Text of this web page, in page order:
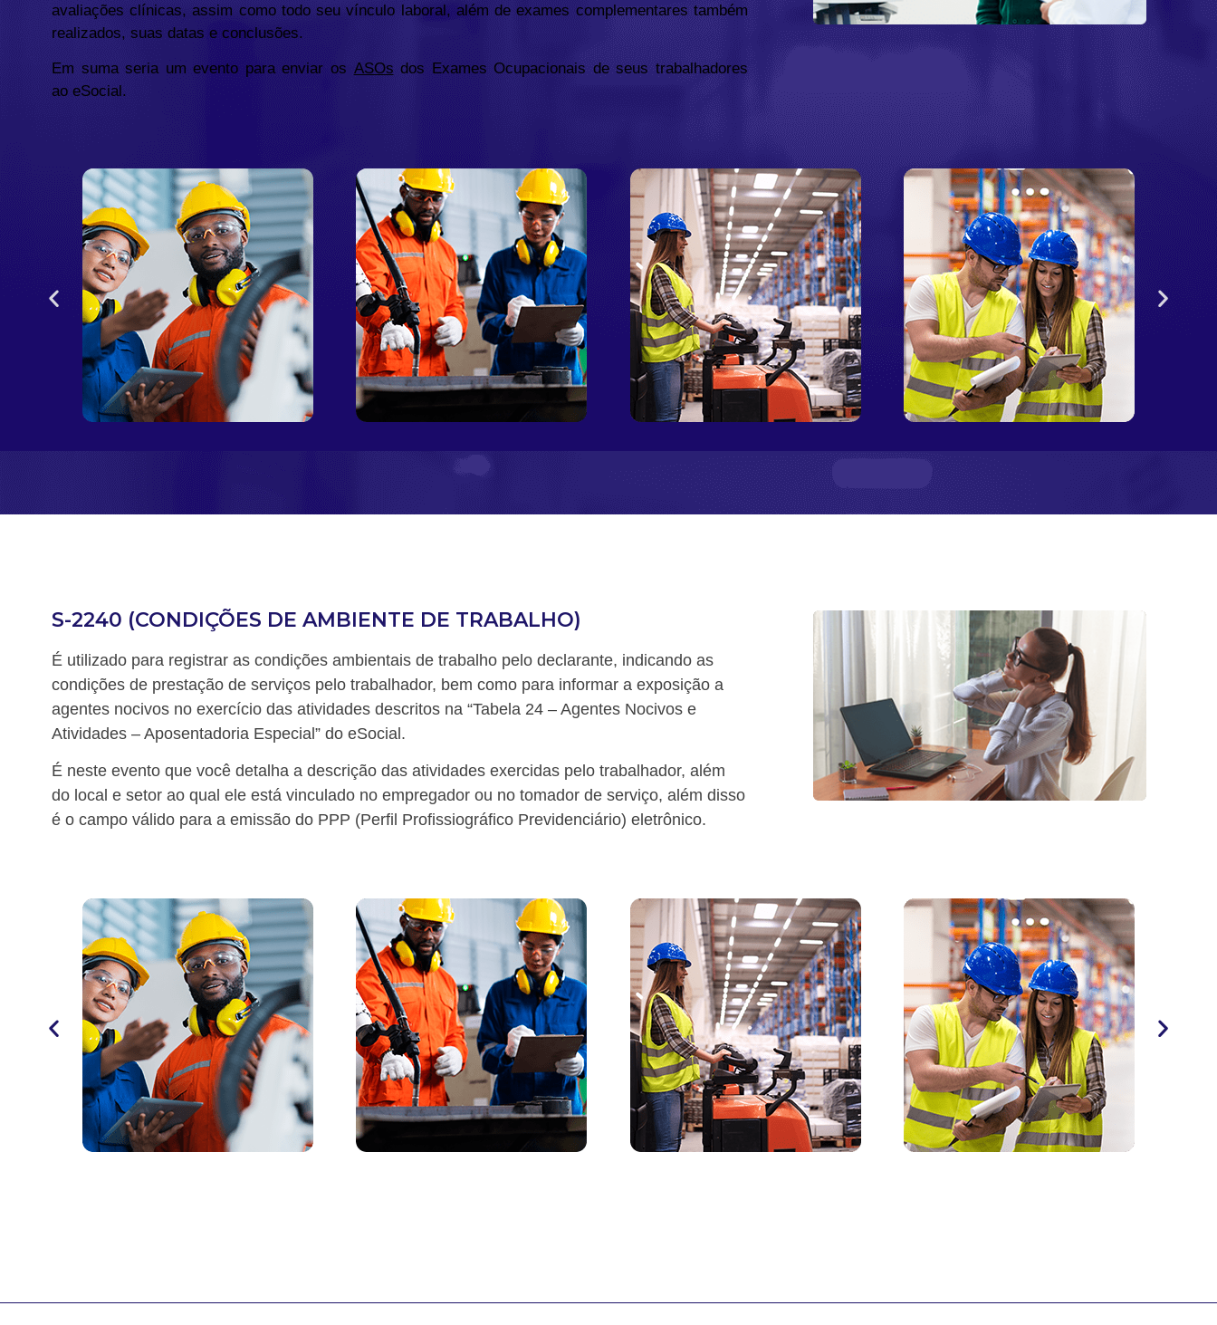
avaliações clínicas, assim como todo seu vínculo laboral, além de exames complementares também
realizados, suas datas e conclusões.
Em suma seria um evento para enviar os ASOs dos Exames Ocupacionais de seus trabalhadores
ao eSocial.
S-2240 (CONDIÇÕES DE AMBIENTE DE TRABALHO)
É utilizado para registrar as condições ambientais de trabalho pelo declarante, indicando as
condições de prestação de serviços pelo trabalhador, bem como para informar a exposição a
agentes nocivos no exercício das atividades descritos na “Tabela 24 – Agentes Nocivos e
Atividades – Aposentadoria Especial” do eSocial.
É neste evento que você detalha a descrição das atividades exercidas pelo trabalhador, além
do local e setor ao qual ele está vinculado no empregador ou no tomador de serviço, além disso
é o campo válido para a emissão do PPP (Perfil Profissiográfico Previdenciário) eletrônico.